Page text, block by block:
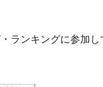
ランキングに参加